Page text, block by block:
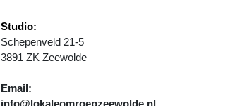
Studio:
Schepenveld 21-5
3891 ZK Zeewolde
Email:
info@lokaleomroepzeewolde.nl